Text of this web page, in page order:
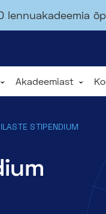
lennuakadeemia
Akadeemiast
STIPENDIUM